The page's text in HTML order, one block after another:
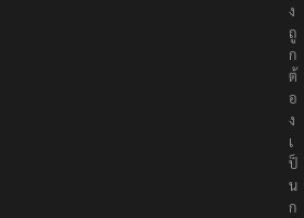
ง
ถู
ก
ต้
อ
ง
เ
ป็
น
ก